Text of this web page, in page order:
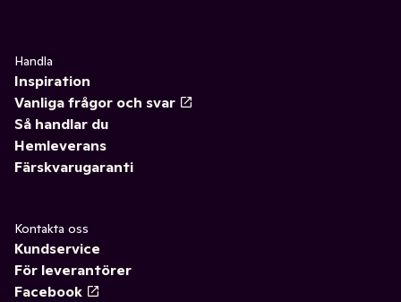
Handla
Inspiration
Vanliga frågor och svar
Så handlar du
Hemleverans
Färskvarugaranti
Kontakta oss
Kundservice
För leverantörer
Facebook